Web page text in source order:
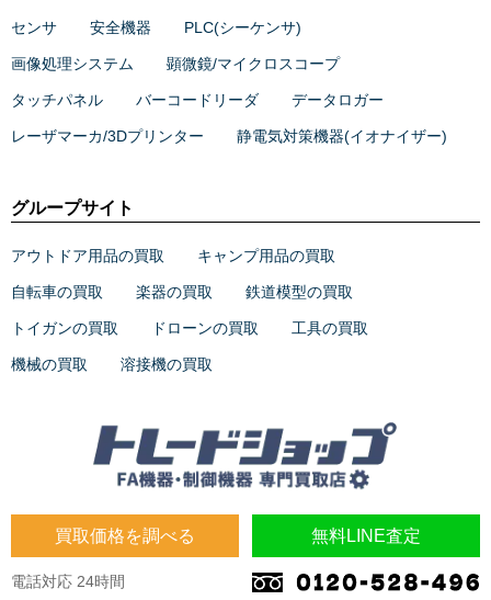
買取価格を調べる 無料LINE査定
電話対応 24時間
センサ 安全機器 PLC(シーケンサ)
画像処理システム 顕微鏡/マイクロスコープ
タッチパネル バーコードリーダ データロガー
レーザマーカ/3Dプリンター 静電気対策機器(イオナイザー)
グループサイト
アウトドア用品の買取 キャンプ用品の買取
自転車の買取 楽器の買取 鉄道模型の買取
トイガンの買取 ドローンの買取 工具の買取
機械の買取 溶接機の買取